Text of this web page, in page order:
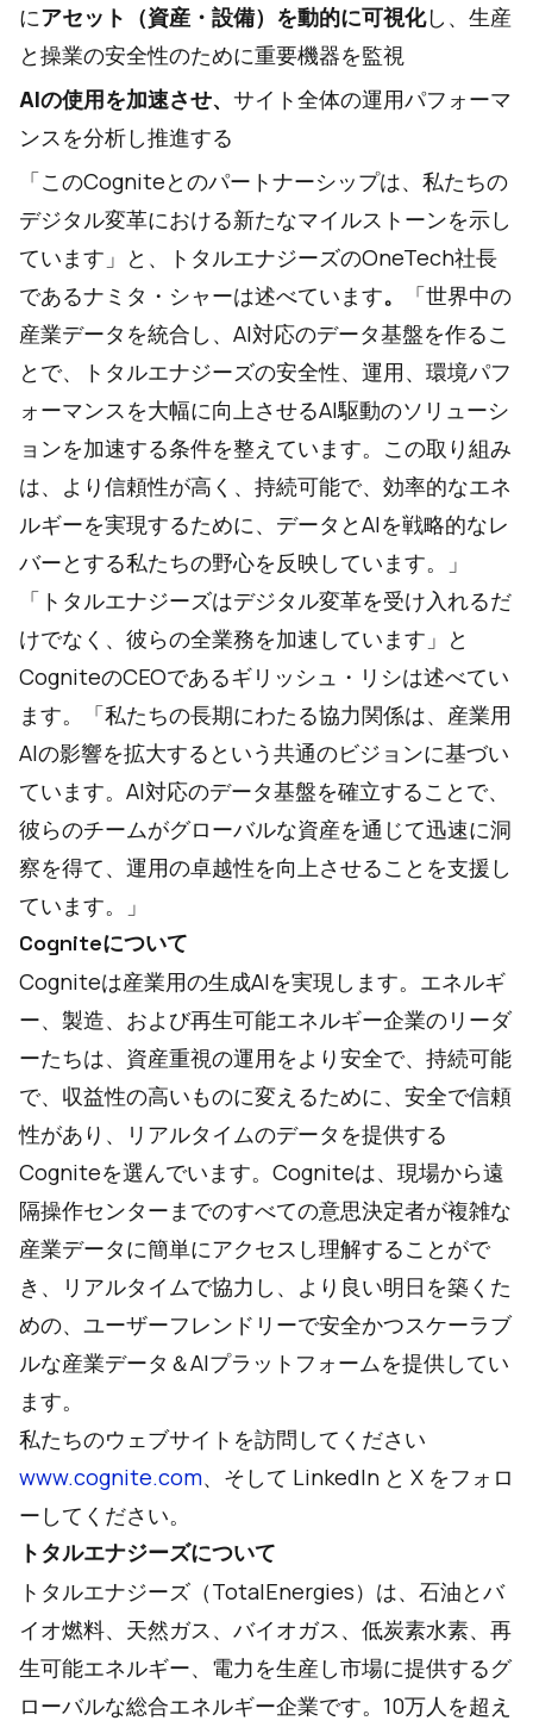
にアセット（資産・設備）を動的に可視化し、生産
と操業の安全性のために重要機器を監視
AIの使用を加速させ、 サイト全体の運用パフォーマ
ンスを分析し推進する
「このCogniteとのパートナーシップは、私たちの
デジタル変革における新たなマイルストーンを示し
ています」と、トタルエナジーズのOneTech社長
であるナミタ・シャーは述べています。
「世界中の
産業データを統合し、AI対応のデータ基盤を作るこ
とで、トタルエナジーズの安全性、運用、環境パフ
ォーマンスを大幅に向上させるAI駆動のソリューシ
ョンを加速する条件を整えています。この取り組み
は、より信頼性が高く、持続可能で、効率的なエネ
ルギーを実現するために、データとAIを戦略的なレ
バーとする私たちの野心を反映しています。」
「トタルエナジーズはデジタル変革を受け入れるだ
けでなく、彼らの全業務を加速しています」と
CogniteのCEOであるギリッシュ・リシは述べてい
ます。「私たちの長期にわたる協力関係は、産業用
AIの影響を拡大するという共通のビジョンに基づい
ています。AI対応のデータ基盤を確立することで、
彼らのチームがグローバルな資産を通じて迅速に洞
察を得て、運用の卓越性を向上させることを支援し
ています。」
Cogniteについて
Cogniteは産業用の生成AIを実現します。エネルギ
ー、製造、および再生可能エネルギー企業のリーダ
ーたちは、資産重視の運用をより安全で、持続可能
で、収益性の高いものに変えるために、安全で信頼
性があり、リアルタイムのデータを提供する
Cogniteを選んでいます。Cogniteは、現場から遠
隔操作センターまでのすべての意思決定者が複雑な
産業データに簡単にアクセスし理解することがで
き、リアルタイムで協力し、より良い明日を築くた
めの、ユーザーフレンドリーで安全かつスケーラブ
ルな産業データ＆AIプラットフォームを提供してい
ます。
私たちのウェブサイトを訪問してください
www.cognite.com、そして LinkedIn と X をフォロ
ーしてください。
トタルエナジーズについて
トタルエナジーズ（TotalEnergies）は、石油とバ
イオ燃料、天然ガス、バイオガス、低炭素水素、再
生可能エネルギー、電力を生産し市場に提供するグ
ローバルな総合エネルギー企業です。10万人を超え